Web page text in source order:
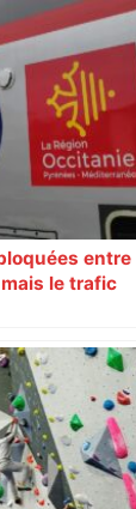
entre
le trafic